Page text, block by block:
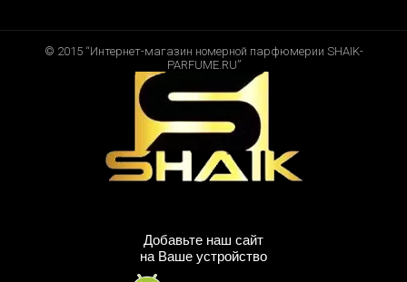
© 2015 “Интернет-магазин номерной парфюмерии SHAIK-
PARFUME.RU”
Добавьте наш сайт
на Ваше устройство